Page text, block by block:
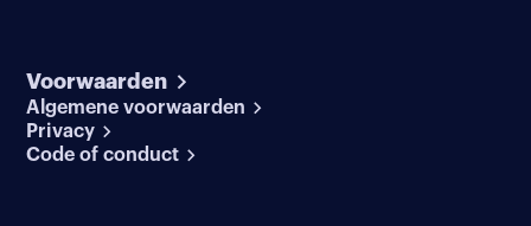
Voorwaarden
Algemene voorwaarden
Privacy
Code of conduct